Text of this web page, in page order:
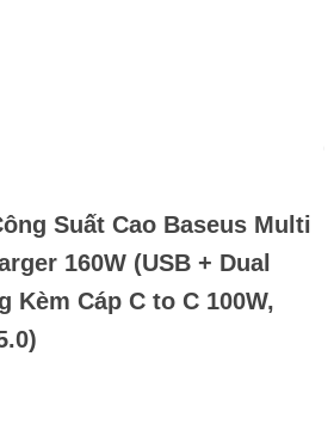
Suất Cao Baseus Multi
160W (USB + Dual
Kèm Cáp C to C 100W,